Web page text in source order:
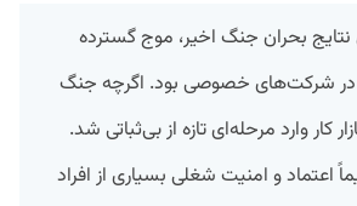
بحران جنگ اخیر، موج گسترده
در شرکت‌های خصوصی بود. اگرچه جنگ
کار وارد مرحله‌ای تازه از بی‌ثباتی شد.
اعتماد و امنیت شغلی بسیاری از افراد